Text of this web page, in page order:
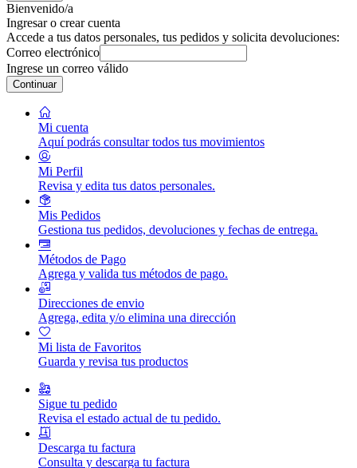
Bienvenido/a
Ingresar o crear cuenta
Accede a tus datos personales, tus pedidos y solicita devoluciones:
Correo electrónico
Ingrese un correo válido
Continuar
Mi cuenta
Aquí podrás consultar todos tus movimientos
Mi Perfil
Revisa y edita tus datos personales.
Mis Pedidos
Gestiona tus pedidos, devoluciones y fechas de entrega.
Métodos de Pago
Agrega y valida tus métodos de pago.
Direcciones de envio
Agrega, edita y/o elimina una dirección
Mi lista de Favoritos
Guarda y revisa tus productos
Sigue tu pedido
Revisa el estado actual de tu pedido.
Descarga tu factura
Consulta y descarga tu factura